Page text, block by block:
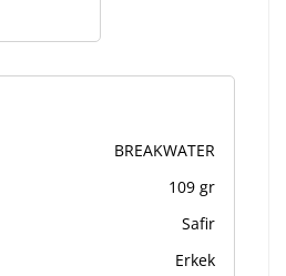
BREAKWATER
109 gr
Safir
Erkek